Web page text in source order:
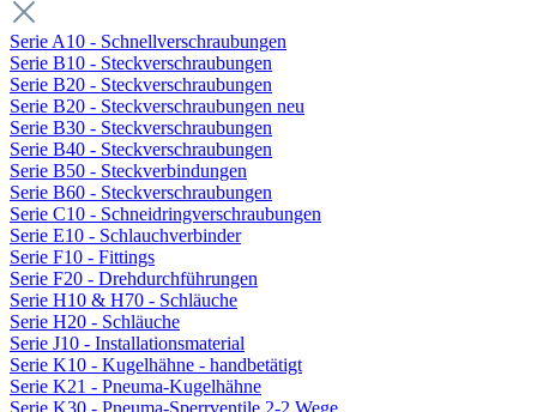
Serie A10 - Schnellverschraubungen
Serie B10 - Steckverschraubungen
Serie B20 - Steckverschraubungen
Serie B20 - Steckverschraubungen neu
Serie B30 - Steckverschraubungen
Serie B40 - Steckverschraubungen
Serie B50 - Steckverbindungen
Serie B60 - Steckverschraubungen
Serie C10 - Schneidringverschraubungen
Serie E10 - Schlauchverbinder
Serie F10 - Fittings
Serie F20 - Drehdurchführungen
Serie H10 & H70 - Schläuche
Serie H20 - Schläuche
Serie J10 - Installationsmaterial
Serie K10 - Kugelhähne - handbetätigt
Serie K21 - Pneuma-Kugelhähne